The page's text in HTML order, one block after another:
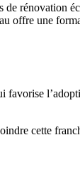
rénovation
offre une
cette